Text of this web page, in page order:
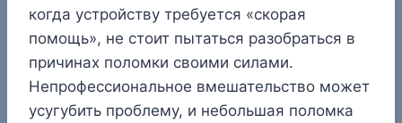
когда устройству требуется «скорая
помощь», не стоит пытаться разобраться в
причинах поломки своими силами.
Непрофессиональное вмешательство может
усугубить проблему, и небольшая поломка